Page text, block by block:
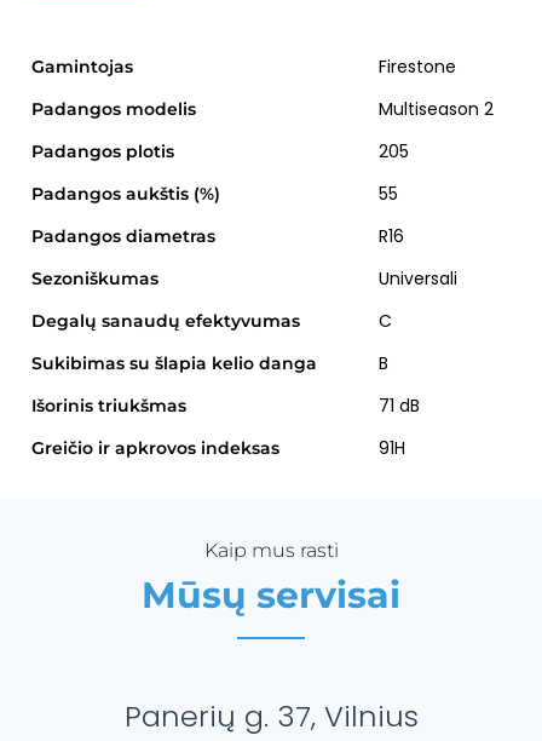
Gamintojas Firestone
Padangos modelis Multiseason 2
Padangos plotis 205
Padangos aukštis (%) 55
Padangos diametras R16
Sezoniškumas Universali
Degalų sanaudų efektyvumas C
Sukibimas su šlapia kelio danga B
Išorinis triukšmas 71 dB
Greičio ir apkrovos indeksas 91H
Kaip mus rasti
Mūsų servisai
Panerių g. 37, Vilnius